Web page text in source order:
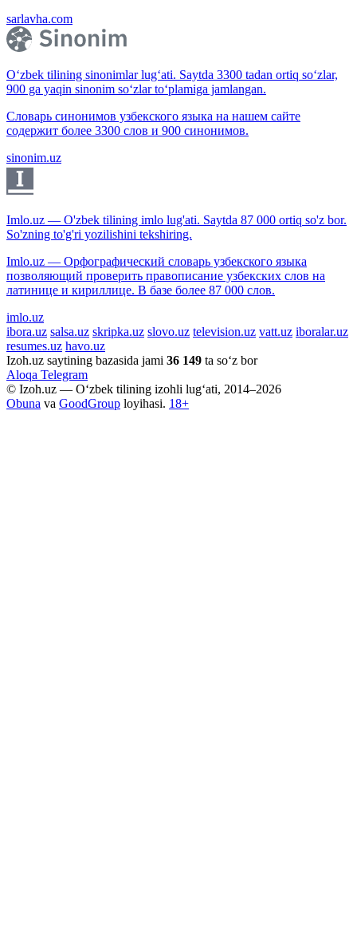
sarlavha.com
O‘zbek tilining sinonimlar lug‘ati. Saytda 3300 tadan ortiq so‘zlar,
900 ga yaqin sinonim so‘zlar to‘plamiga jamlangan.
Словарь синонимов узбекского языка на нашем сайте
содержит более 3300 слов и 900 синонимов.
sinonim.uz
Imlo.uz — O'zbek tilining imlo lug'ati. Saytda 87 000 ortiq so'z bor.
So'zning to'g'ri yozilishini tekshiring.
Imlo.uz — Орфографический словарь узбекского языка
позволяющий проверить правописание узбекских слов на
латинице и кириллице. В базе более 87 000 слов.
imlo.uz
ibora.uz salsa.uz skripka.uz slovo.uz television.uz vatt.uz iboralar.uz
resumes.uz havo.uz
Izoh.uz saytining bazasida jami 36 149 ta so‘z bor
Aloqa Telegram
© Izoh.uz — O‘zbek tilining izohli lug‘ati, 2014–2026
Obuna va GoodGroup loyihasi. 18+